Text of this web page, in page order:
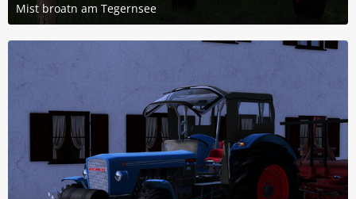
Mist broatn am Tegernsee
18. Juni 2026 um 22:23
6